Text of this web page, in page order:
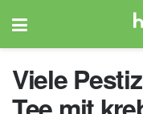
Viele